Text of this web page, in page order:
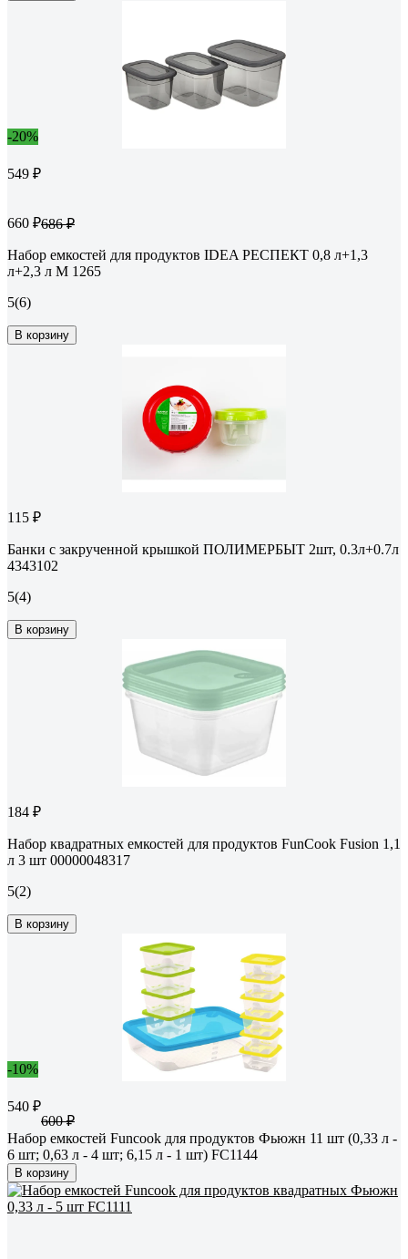
-20%
549 ₽
660 ₽686 ₽
Набор емкостей для продуктов IDEA РЕСПЕКТ 0,8 л+1,3
л+2,3 л М 1265
5(6)
В корзину
115 ₽
Банки с закрученной крышкой ПОЛИМЕРБЫТ 2шт, 0.3л+0.7л
4343102
5(4)
В корзину
184 ₽
Набор квадратных емкостей для продуктов FunCook Fusion 1,1
л 3 шт 00000048317
5(2)
В корзину
-10%
540 ₽
600 ₽
Набор емкостей Funcook для продуктов Фьюжн 11 шт (0,33 л -
6 шт; 0,63 л - 4 шт; 6,15 л - 1 шт) FС1144
В корзину